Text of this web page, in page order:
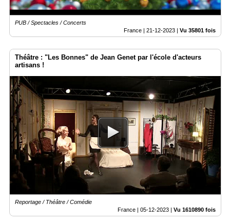
PUB / Spectacles / Concerts
France | 21-12-2023 | Vu 35801 fois
Théâtre : "Les Bonnes" de Jean Genet par l'école d'acteurs
artisans !
Reportage / Théâtre / Comédie
France | 05-12-2023 Vu 1610890 fois